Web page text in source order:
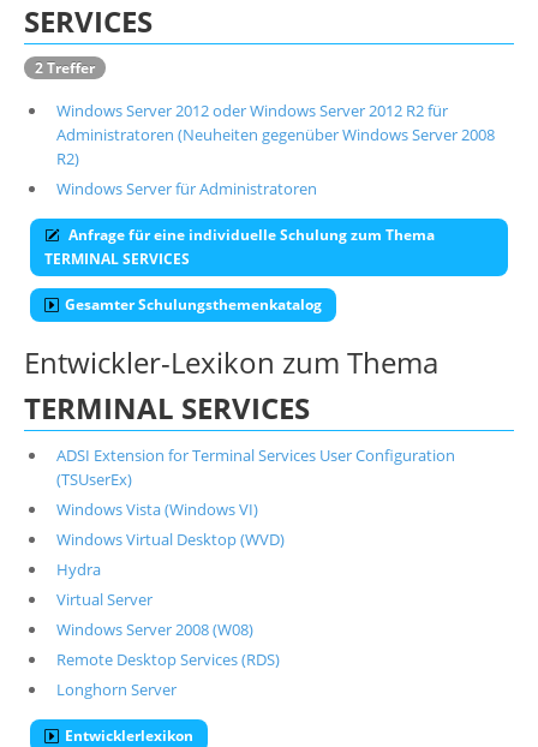
SERVICES
2 Treffer
Windows Server 2012 oder Windows Server 2012 R2 für
Administratoren (Neuheiten gegenüber Windows Server 2008
R2)
Windows Server für Administratoren
Anfrage für eine individuelle Schulung zum Thema
TERMINAL SERVICES
Gesamter Schulungsthemenkatalog
Entwickler-Lexikon zum Thema
TERMINAL SERVICES
ADSI Extension for Terminal Services User Configuration
(TSUserEx)
Windows Vista (Windows VI)
Windows Virtual Desktop (WVD)
Hydra
Virtual Server
Windows Server 2008 (W08)
Remote Desktop Services (RDS)
Longhorn Server
Entwicklerlexikon